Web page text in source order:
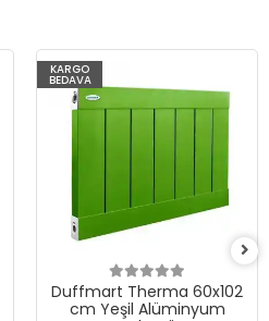
KARGO
BEDAVA
Duffmart Therma 60x102
cm Yeşil Alüminyum